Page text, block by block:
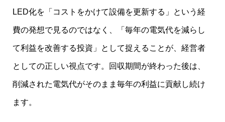
LED化を「コストをかけて設備を更新する」という経
費の発想で見るのではなく、「毎年の電気代を減らし
て利益を改善する投資」として捉えることが、経営者
としての正しい視点です。回収期間が終わった後は、
削減された電気代がそのまま毎年の利益に貢献し続け
ます。